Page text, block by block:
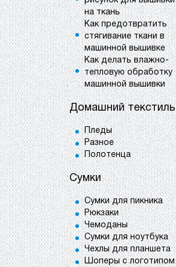
на ткань
Как предотвратить
стягивание ткани в
машинной вышивке
Как делать влажно-
тепловую обработку
машинной вышивки
Домашний текстиль
Пледы
Разное
Полотенца
Сумки
Сумки для пикника
Рюкзаки
Чемоданы
Сумки для ноутбука
Чехлы для планшета
Шоперы с логотипом